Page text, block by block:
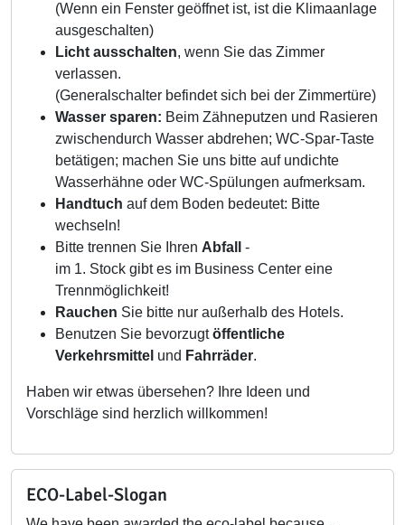
(Wenn ein Fenster geöffnet ist, ist die Klimaanlage
ausgeschalten)
Licht ausschalten, wenn Sie das Zimmer
verlassen.
(Generalschalter befindet sich bei der Zimmertüre)
Wasser sparen: Beim Zähneputzen und Rasieren
zwischendurch Wasser abdrehen; WC-Spar-Taste
betätigen; machen Sie uns bitte auf undichte
Wasserhähne oder WC-Spülungen aufmerksam.
Handtuch auf dem Boden bedeutet: Bitte
wechseln!
Bitte trennen Sie Ihren Abfall -
im 1. Stock gibt es im Business Center eine
Trennmöglichkeit!
Rauchen Sie bitte nur außerhalb des Hotels.
Benutzen Sie bevorzugtöffentliche
Verkehrsmittel und Fahrräder.
Haben wir etwas übersehen? Ihre Ideen und
Vorschläge sind herzlich willkommen!
ECO-Label-Slogan